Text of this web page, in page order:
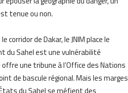
tenue ou non.
de Dakar, le JNIM place le
du Sahel est une vulnérabilité
une tribune à l’Office des Nations
de bascule régional. Mais les marges
du Sahel se méfient des